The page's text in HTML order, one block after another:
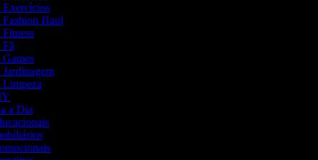
Exercícios
Fashion Haul
Fitness
Fã
Games
Limpeza
a Dia